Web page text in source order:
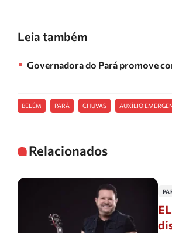
Leia também
Governadora do Pará promove
BELÉM PARÁ CHUVAS AUXÍLIO
Relacionados